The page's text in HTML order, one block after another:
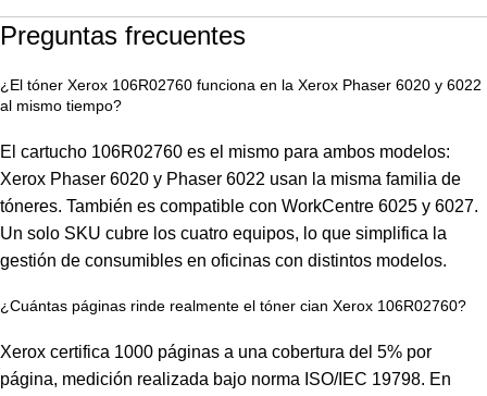
Preguntas frecuentes
¿El tóner Xerox 106R02760 funciona en la Xerox Phaser 6020 y 6022
al mismo tiempo?
El cartucho 106R02760 es el mismo para ambos modelos:
Xerox Phaser 6020 y Phaser 6022 usan la misma familia de
tóneres. También es compatible con WorkCentre 6025 y 6027.
Un solo SKU cubre los cuatro equipos, lo que simplifica la
gestión de consumibles en oficinas con distintos modelos.
¿Cuántas páginas rinde realmente el tóner cian Xerox 106R02760?
Xerox certifica 1000 páginas a una cobertura del 5% por
página, medición realizada bajo norma ISO/IEC 19798. En